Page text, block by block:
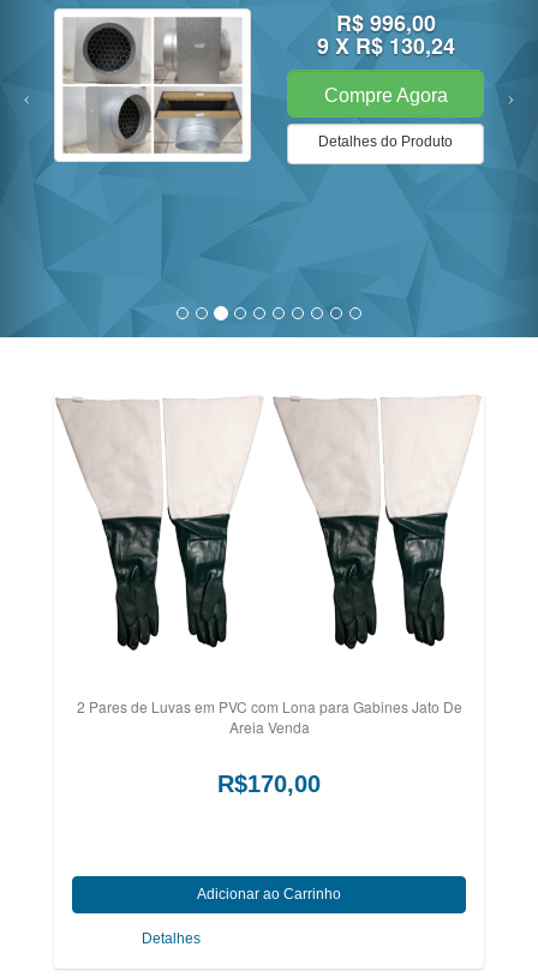
R$ 324,00
3 X R$ 117,97
Compre Agora
2 Pares de Luvas em PVC com Lona para Gabines Jato De
Areia Venda
R$170,00
Detalhes